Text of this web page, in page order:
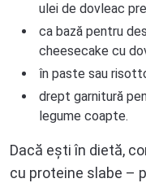
ulei de dovleac
ca bază pentru
cheesecake cu
în paste sau
drept garnitură
legume coapte.
Dacă ești în dietă,
cu proteine slabe –